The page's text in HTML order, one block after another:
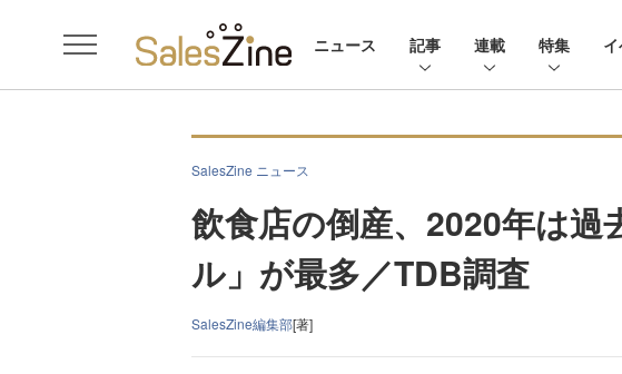
ニュース 記事 連載 特集
SalesZine ニュース
飲食店の倒産、2020年は
ル」が最多／TDB調査
SalesZine編集部[著]